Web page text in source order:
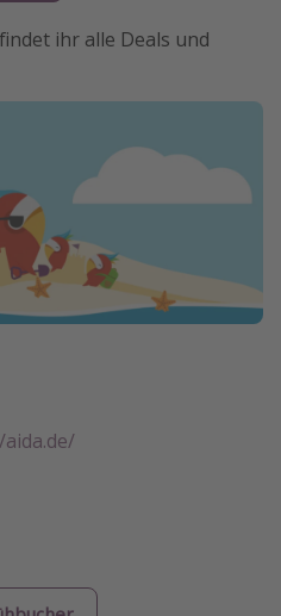
findet ihr alle Deals und